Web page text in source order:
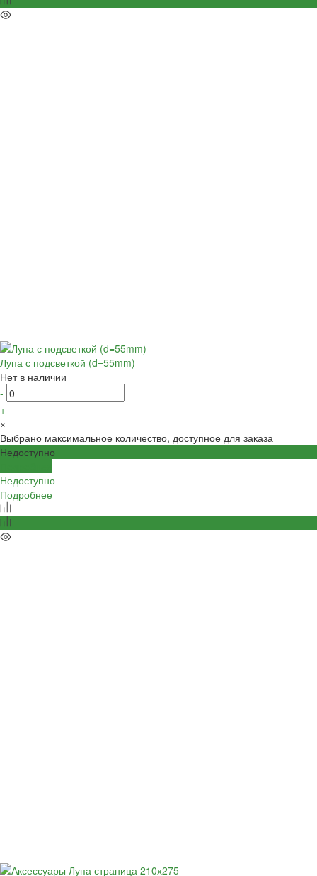
Лупа с подсветкой (d=55mm)
Нет в наличии
-
+
×
Выбрано максимальное количество, доступное для заказа
Недоступно
Недоступно
Подробнее